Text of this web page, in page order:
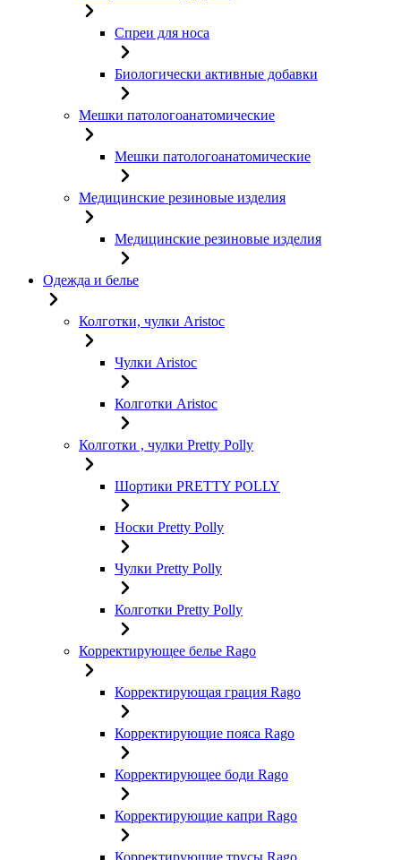
Спреи для носа
Биологически активные добавки
Мешки патологоанатомические
Мешки патологоанатомические
Медицинские резиновые изделия
Медицинские резиновые изделия
Одежда и белье
Колготки, чулки Aristoc
Чулки Aristoc
Колготки Aristoc
Колготки , чулки Pretty Polly
Шортики PRETTY POLLY
Носки Pretty Polly
Чулки Pretty Polly
Колготки Pretty Polly
Корректирующее белье Rago
Корректирующая грация Rago
Корректирующие пояса Rago
Корректирующее боди Rago
Корректирующие капри Rago
Корректирующие трусы Rago